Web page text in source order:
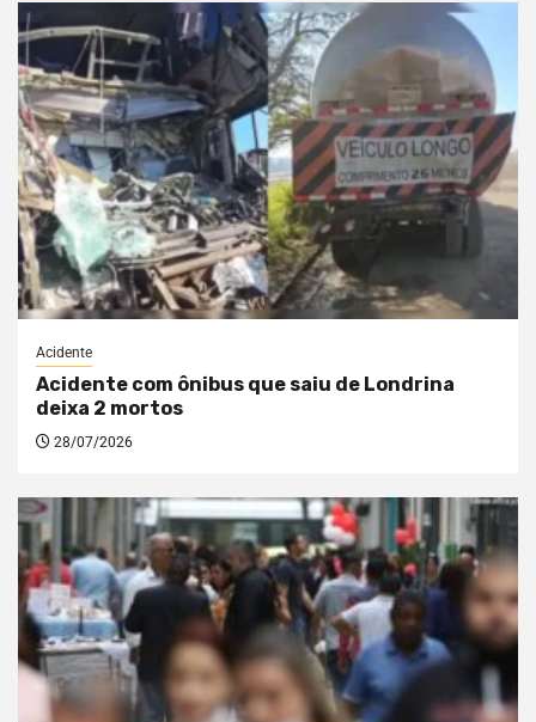
Acidente
Acidente com ônibus que saiu de Londrina
deixa 2 mortos
28/07/2026